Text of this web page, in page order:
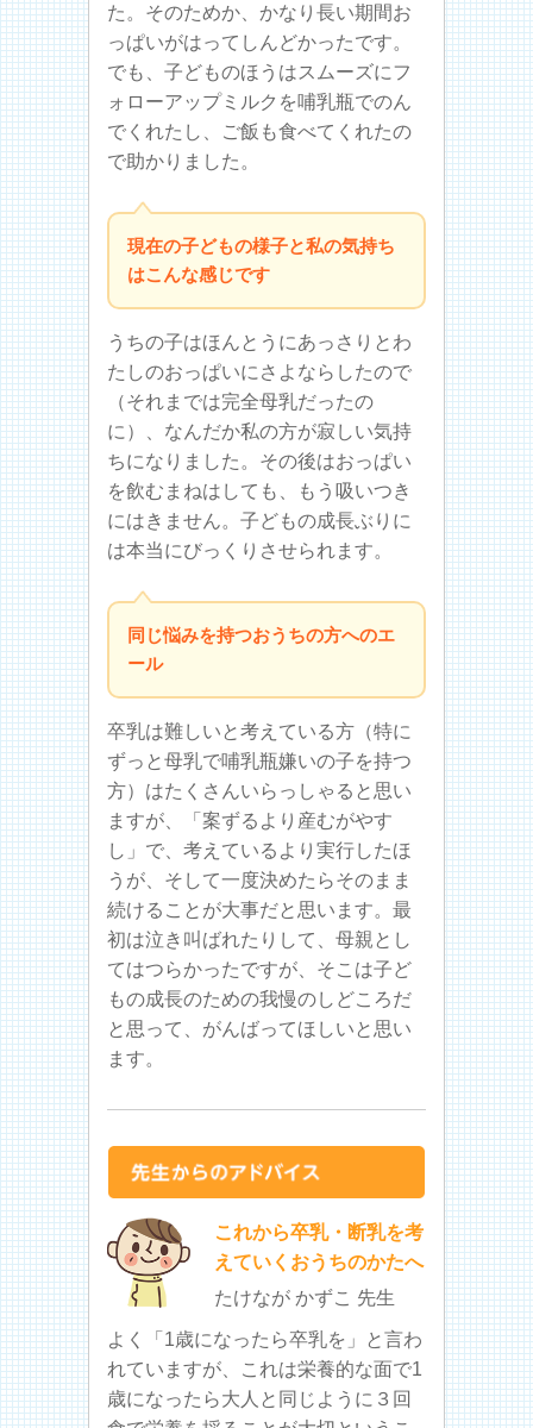
た。そのためか、かなり長い期間お
っぱいがはってしんどかったです。
でも、子どものほうはスムーズにフ
ォローアップミルクを哺乳瓶でのん
でくれたし、ご飯も食べてくれたの
で助かりました。
現在の子どもの様子と私の気持ち
はこんな感じです
うちの子はほんとうにあっさりとわ
たしのおっぱいにさよならしたので
（それまでは完全母乳だったの
に）、なんだか私の方が寂しい気持
ちになりました。その後はおっぱい
を飲むまねはしても、もう吸いつき
にはきません。子どもの成長ぶりに
は本当にびっくりさせられます。
同じ悩みを持つおうちの方へのエ
ール
卒乳は難しいと考えている方（特に
ずっと母乳で哺乳瓶嫌いの子を持つ
方）はたくさんいらっしゃると思い
ますが、「案ずるより産むがやす
し」で、考えているより実行したほ
うが、そして一度決めたらそのまま
続けることが大事だと思います。最
初は泣き叫ばれたりして、母親とし
てはつらかったですが、そこは子ど
もの成長のための我慢のしどころだ
と思って、がんばってほしいと思い
ます。
これから卒乳・断乳を考
えていくおうちのかたへ
たけなが かずこ 先生
よく「1歳になったら卒乳を」と言わ
れていますが、これは栄養的な面で1
歳になったら大人と同じように３回